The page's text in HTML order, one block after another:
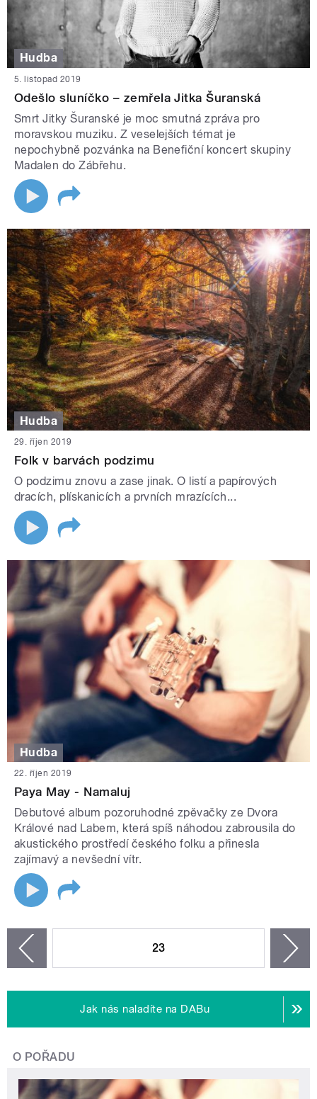
Hudba
5. listopad 2019
Odešlo sluníčko – zemřela Jitka Šuranská
Smrt Jitky Šuranské je moc smutná zpráva pro
moravskou muziku. Z veselejších témat je
nepochybně pozvánka na Benefiční koncert skupiny
Madalen do Zábřehu.
Hudba
29. říjen 2019
Folk v barvách podzimu
O podzimu znovu a zase jinak. O listí a papírových
dracích, plískanicích a prvních mrazících...
Hudba
22. říjen 2019
Paya May - Namaluj
Debutové album pozoruhodné zpěvačky ze Dvora
Králové nad Labem, která spíš náhodou zabrousila do
akustického prostředí českého folku a přinesla
zajímavý a nevšední vítr.
23
Jak nás naladíte na DABu
O POŘADU